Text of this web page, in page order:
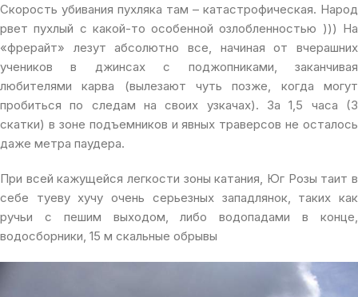
Скорость убивания пухляка там – катастрофическая. Народ
рвет пухлый с какой-то особенной озлобленностью ))) На
«фрерайт» лезут абсолютно все, начиная от вчерашних
учеников в джинсах с поджопниками, заканчивая
любителями карва (вылезают чуть позже, когда могут
пробиться по следам на своих узкачах). За 1,5 часа (3
скатки) в зоне подъемников и явных траверсов не осталось
даже метра паудера.
При всей кажущейся легкости зоны катания, Юг Розы таит в
себе туеву хучу очень серьезных западлянок, таких как
ручьи с пешим выходом, либо водопадами в конце,
водосборники, 15 м скальные обрывы